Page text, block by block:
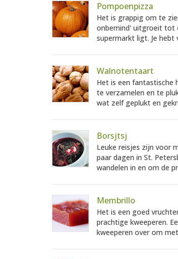
Pompoenpizza
Het is grappig om te
onbemind' uitgroeit tot
supermarkt ligt. Je hebt
Walnotentaart
Het is een fantastische
te verzamelen en te
wat zelf geplukt en
Borsjtsj
Leuke reisjes zijn voor
paar dagen in St.
wandelen in en om de
Membrillo
Het is een goed
prachtige kweeperen.
kweeperen over om